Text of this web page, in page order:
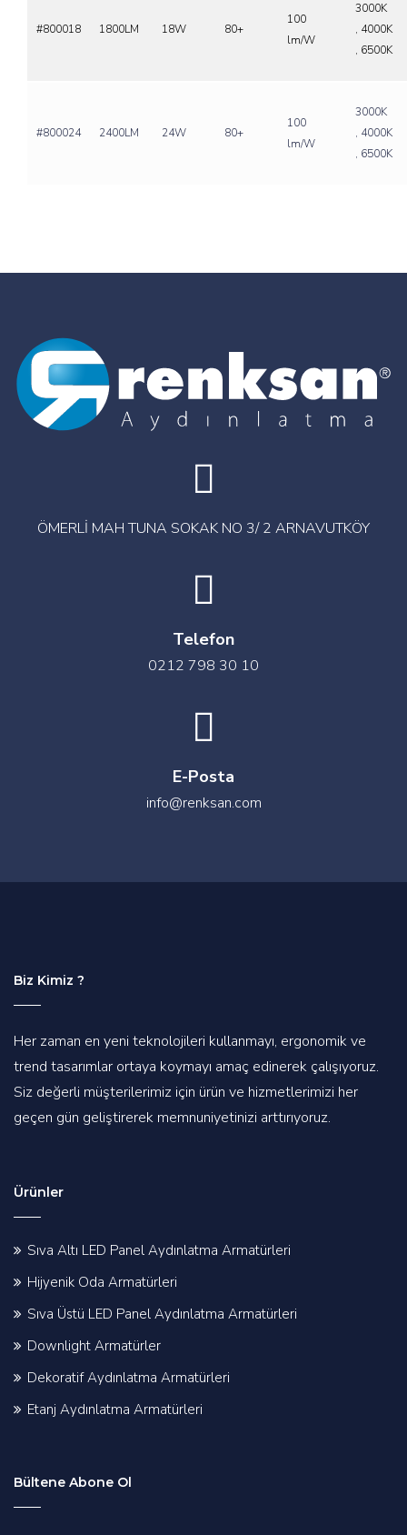
#800018 1800LM 18W 80+
100
lm/W
3000K
, 4000K
, 6500K
#800024 2400LM 24W 80+
100
lm/W
3000K
, 4000K
, 6500K
ÖMERLİ MAH TUNA SOKAK NO 3/ 2 ARNAVUTKÖY
Telefon
0212 798 30 10
E-Posta
info@renksan.com
Biz Kimiz ?
Her zaman en yeni teknolojileri kullanmayı, ergonomik ve
trend tasarımlar ortaya koymayı amaç edinerek çalışıyoruz.
Siz değerli müşterilerimiz için ürün ve hizmetlerimizi her
geçen gün geliştirerek memnuniyetinizi arttırıyoruz.
Ürünler
Sıva Altı LED Panel Aydınlatma Armatürleri
Hijyenik Oda Armatürleri
Sıva Üstü LED Panel Aydınlatma Armatürleri
Downlight Armatürler
Dekoratif Aydınlatma Armatürleri
Etanj Aydınlatma Armatürleri
Bültene Abone Ol